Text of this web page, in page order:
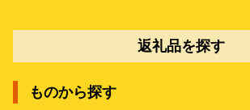
返礼品を探す
ものから探す